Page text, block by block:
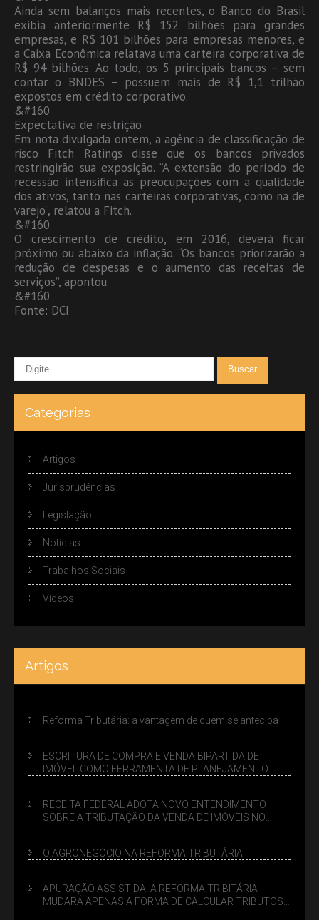
Ainda sem balanços mais recentes, o Banco do Brasil
exibia anteriormente R$ 152 bilhões para grandes
empresas, e R$ 101 bilhões para empresas menores, e
a Caixa Econômica relatava uma carteira corporativa de
R$ 94 bilhões. Ao todo, os 5 principais bancos – sem
contar o BNDES – possuem mais de R$ 1,1 trilhão
expostos em crédito corporativo.
&#160
Expectativa de restrição
Em nota divulgada ontem, a agência de classificação de
risco Fitch Ratings disse que os bancos privados
restringirão sua exposição. “A extensão do período de
recessão intensifica as preocupações com a qualidade
dos ativos, tanto nas carteiras corporativas, como na de
varejo”, relatou a Fitch.
&#160
O crescimento de crédito, em 2016, deverá ficar
próximo ou abaixo da inflação. “Os bancos priorizarão a
redução de despesas e o aumento das receitas de
serviços”, apontou.
&#160
Fonte: DCI
Categorias
Artigos
Jurisprudências
Legislação
Notícias
Trabalhos Sociais
Vídeos
Artigos
Reforma Tributária: a vantagem de quem se antecipa
ESCRITURA DE COMPRA E VENDA BIPARTIDA DE
IMÓVEL COMO FERRAMENTA DE PLANEJAMENTO
RECEITA FEDERAL ADOTA NOVO ENTENDIMENTO
SOBRE A TRIBUTAÇÃO DA VENDA DE IMÓVEIS NO
O AGRONEGÓCIO NA REFORMA TRIBUTÁRIA
APURAÇÃO ASSISTIDA: A REFORMA TRIBITÁRIA
MUDARÁ APENAS A FORMA DE CALCULAR TRIBUTOS